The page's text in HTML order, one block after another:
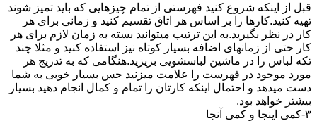
قبل از اینکه شروع کنید فهرستی از تمام چیزهایی که باید تمیز شوند
تهیه کنید.کارها را بر اساس هر اتاق تقسیم کنید و زمانی برای هر
کار در نظر بگیرید.به این ترتیب میتوانید بسته به زمان لازم برای هر
کار حتی از زمانهای اضافه بسیار کوتاه نیز استفاده کنید و مثلا چند
تکه لباس را در ماشین لباسشویی بریزید.هنگامی که به تدریج هر
مورد موجود در فهرست را علامت میزنید حس بسیار خوبی به شما
دست میدهد و احتمال اینکه کارتان را تمام و کمال انجام دهید بسیار
بیشتر خواهد بود.
۳-کمی اینجا و کمی آنجا